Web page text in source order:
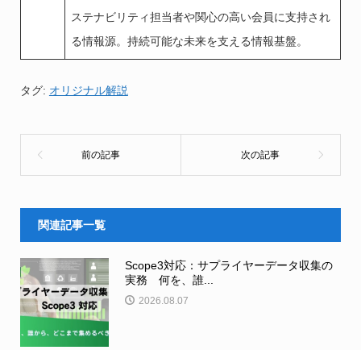
ステナビリティ担当者や関心の高い会員に支持され
る情報源。持続可能な未来を支える情報基盤。
タグ: オリジナル解説
関連記事一覧
Scope3対応：サプライヤーデータ収集の
実務 何を、誰...
2026.08.07